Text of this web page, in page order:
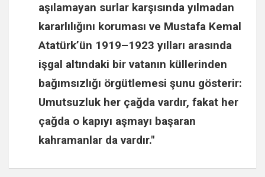
aşılamayan surlar karşısında yılmadan
kararlılığını koruması ve Mustafa Kemal
Atatürk’ün 1919–1923 yılları arasında
işgal altındaki bir vatanın küllerinden
bağımsızlığı örgütlemesi şunu gösterir:
Umutsuzluk her çağda vardır, fakat her
çağda o kapıyı aşmayı başaran
kahramanlar da vardır."